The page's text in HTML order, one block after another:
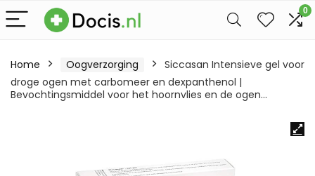
0
Home Oogverzorging
Siccasan Intensieve gel voor
droge ogen met carbomeer en dexpanthenol |
Bevochtingsmiddel voor het hoornvlies en de ogen…